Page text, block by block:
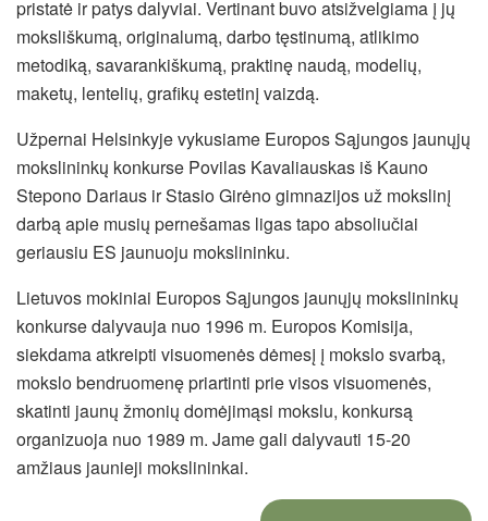
pristatė ir patys dalyviai. Vertinant buvo atsižvelgiama į jų
moksliškumą, originalumą, darbo tęstinumą, atlikimo
metodiką, savarankiškumą, praktinę naudą, modelių,
maketų, lentelių, grafikų estetinį vaizdą.
Užpernai Helsinkyje vykusiame Europos Sąjungos jaunųjų
mokslininkų konkurse Povilas Kavaliauskas iš Kauno
Stepono Dariaus ir Stasio Girėno gimnazijos už mokslinį
darbą apie musių pernešamas ligas tapo absoliučiai
geriausiu ES jaunuoju mokslininku.
Lietuvos mokiniai Europos Sąjungos jaunųjų mokslininkų
konkurse dalyvauja nuo 1996 m. Europos Komisija,
siekdama atkreipti visuomenės dėmesį į mokslo svarbą,
mokslo bendruomenę priartinti prie visos visuomenės,
skatinti jaunų žmonių domėjimąsi mokslu, konkursą
organizuoja nuo 1989 m. Jame gali dalyvauti 15-20
amžiaus jaunieji mokslininkai.